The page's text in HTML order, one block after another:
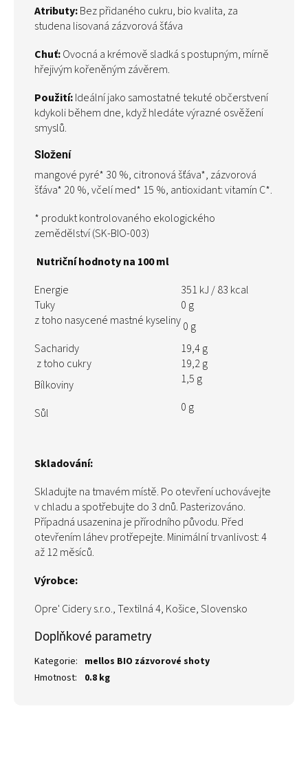
Atributy:Bez přidaného cukru, bio kvalita, za
studena lisovaná zázvorová šťáva
Chuť:Ovocná a krémově sladká s postupným, mírně
hřejivým kořeněným závěrem.
Použití:Ideální jako samostatné tekuté občerstvení
kdykoli během dne, když hledáte výrazné osvěžení
smyslů.
Složení
mangové pyré* 30 %, citronová šťáva*, zázvorová
šťáva* 20 %, včelí med* 15 %, antioxidant: vitamín C*.
* produkt kontrolovaného ekologického
zemědělství (SK-BIO-003)
Nutriční hodnoty na 100 ml
Energie
351 kJ / 83 kcal
Tuky
0 g
z toho nasycené mastné kyseliny0 g
Sacharidy
19,4 g
z toho cukry
19,2 g
Bílkoviny
1,5 g
Sůl 0 g
Skladování:
Skladujte na tmavém místě. Po otevření uchovávejte
v chladu a spotřebujte do 3 dnů. Pasterizováno.
Případná usazenina je přírodního původu. Před
otevřením láhev protřepejte. Minimální trvanlivost: 4
až 12 měsíců.
Výrobce:
Opre' Cidery s.r.o., Textilná 4, Košice, Slovensko
Doplňkové parametry
Kategorie: mellos BIO zázvorové shoty
Hmotnost: 0.8 kg